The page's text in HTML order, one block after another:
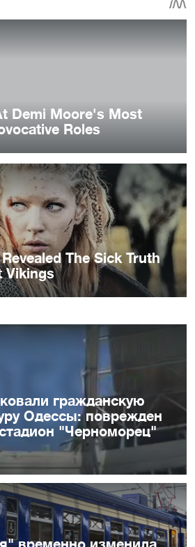
гражданскую
Одессы: поврежден
"Черноморец"
временно изменила